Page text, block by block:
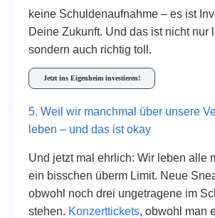
keine Schuldenaufnahme – es ist
Deine Zukunft. Und das ist nicht nur
sondern auch richtig toll.
Jetzt ins Eigenheim investieren!
5. Weil wir manchmal über unsere
leben – und das ist okay
Und jetzt mal ehrlich: Wir leben alle
ein bisschen überm Limit. Neue
obwohl noch drei ungetragene im
stehen. Konzerttickets, obwohl man